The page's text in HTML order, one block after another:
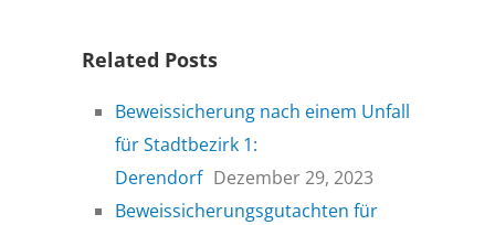
Related Posts
Beweissicherung nach einem Unfall
für Stadtbezirk 1:
Derendorf Dezember 29, 2023
Beweissicherungsgutachten für